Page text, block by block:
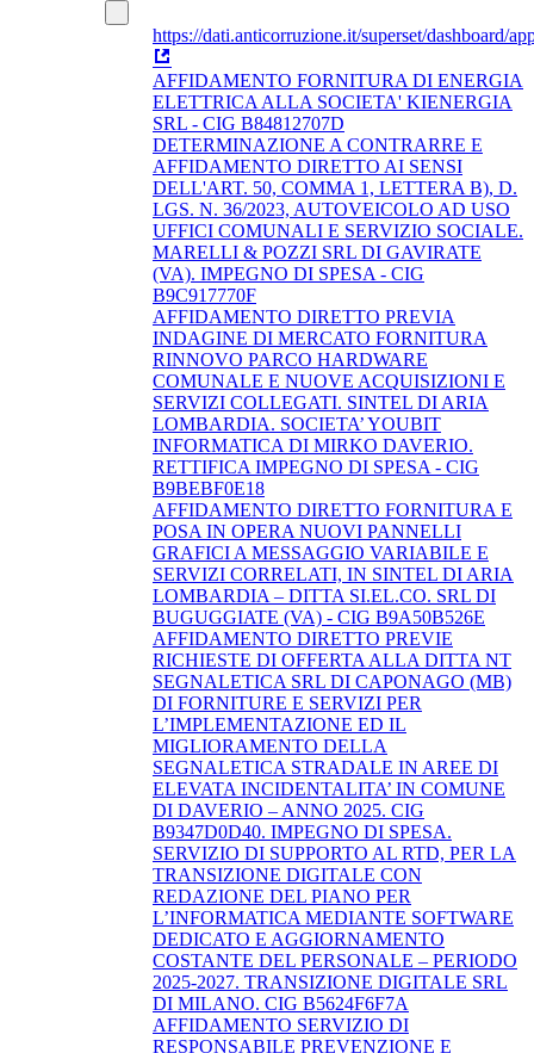
https://dati.anticorruzione.it/superset/dashboard/
AFFIDAMENTO FORNITURA DI ENERGIA
ELETTRICA ALLA SOCIETA' KIENERGIA
SRL - CIG B84812707D
DETERMINAZIONE A CONTRARRE E
AFFIDAMENTO DIRETTO AI SENSI
DELL'ART. 50, COMMA 1, LETTERA B), D.
LGS. N. 36/2023, AUTOVEICOLO AD USO
UFFICI COMUNALI E SERVIZIO SOCIALE.
MARELLI & POZZI SRL DI GAVIRATE
(VA). IMPEGNO DI SPESA - CIG
B9C917770F
AFFIDAMENTO DIRETTO PREVIA
INDAGINE DI MERCATO FORNITURA
RINNOVO PARCO HARDWARE
COMUNALE E NUOVE ACQUISIZIONI E
SERVIZI COLLEGATI. SINTEL DI ARIA
LOMBARDIA. SOCIETA’ YOUBIT
INFORMATICA DI MIRKO DAVERIO.
RETTIFICA IMPEGNO DI SPESA - CIG
B9BEBF0E18
AFFIDAMENTO DIRETTO FORNITURA E
POSA IN OPERA NUOVI PANNELLI
GRAFICI A MESSAGGIO VARIABILE E
SERVIZI CORRELATI, IN SINTEL DI ARIA
LOMBARDIA – DITTA SI.EL.CO. SRL DI
BUGUGGIATE (VA) - CIG B9A50B526E
AFFIDAMENTO DIRETTO PREVIE
RICHIESTE DI OFFERTA ALLA DITTA NT
SEGNALETICA SRL DI CAPONAGO (MB)
DI FORNITURE E SERVIZI PER
L’IMPLEMENTAZIONE ED IL
MIGLIORAMENTO DELLA
SEGNALETICA STRADALE IN AREE DI
ELEVATA INCIDENTALITA’ IN COMUNE
DI DAVERIO – ANNO 2025. CIG
B9347D0D40. IMPEGNO DI SPESA.
SERVIZIO DI SUPPORTO AL RTD, PER LA
TRANSIZIONE DIGITALE CON
REDAZIONE DEL PIANO PER
L’INFORMATICA MEDIANTE SOFTWARE
DEDICATO E AGGIORNAMENTO
COSTANTE DEL PERSONALE – PERIODO
2025-2027. TRANSIZIONE DIGITALE SRL
DI MILANO. CIG B5624F6F7A
AFFIDAMENTO SERVIZIO DI
RESPONSABILE PREVENZIONE E